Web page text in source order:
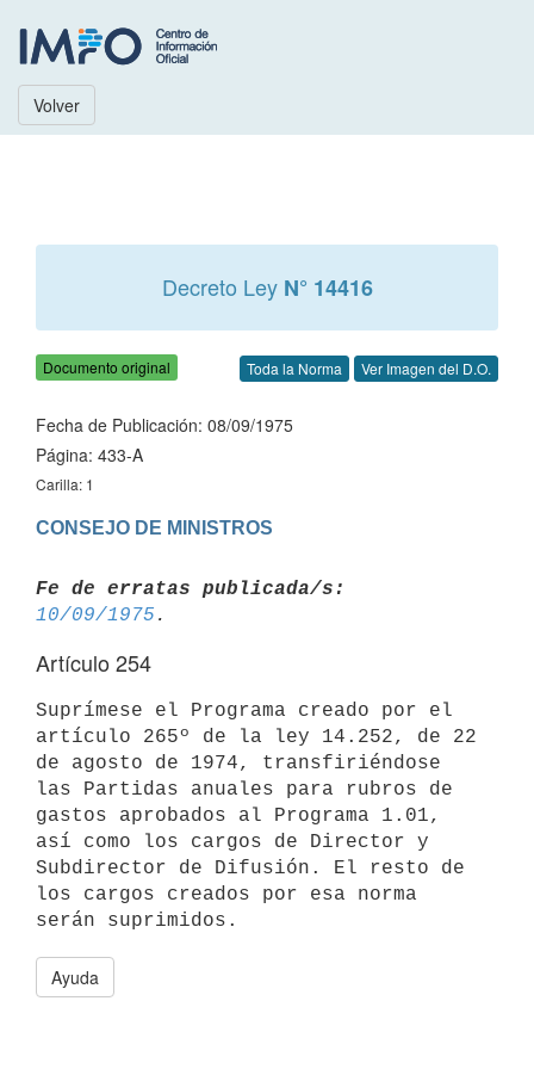
Volver
Decreto Ley N° 14416
Documento original Toda la Norma Ver Imagen del D.O.
Fecha de Publicación: 08/09/1975
Página: 433-A
Carilla: 1
CONSEJO DE MINISTROS
Fe de erratas publicada/s:
10/09/1975
Artículo 254
Suprímese el Programa creado por el
artículo 265º de la ley 14.252, de 22
de agosto de 1974, transfiriéndose
las Partidas anuales para rubros de
gastos aprobados al Programa 1.01,
así como los cargos de Director y
Subdirector de Difusión. El resto de
los cargos creados por esa norma
Ayuda